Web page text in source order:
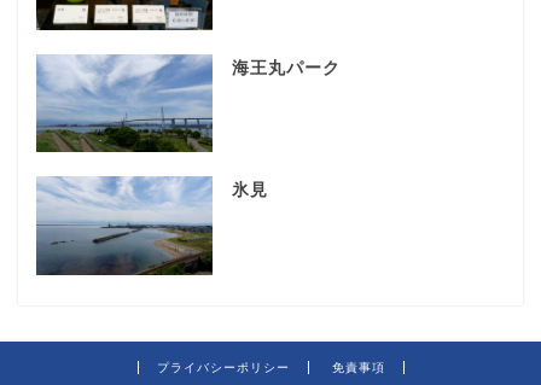
海王丸パーク
氷見
プライバシーポリシー 免責事項